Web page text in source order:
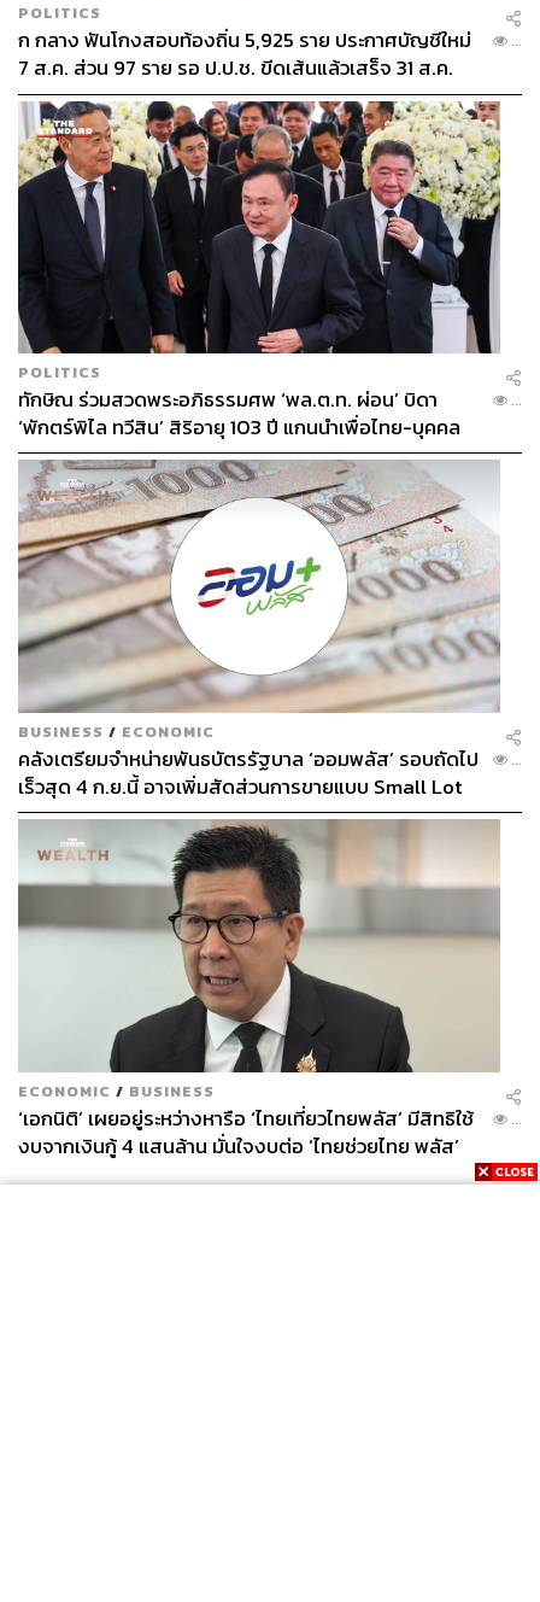
POLITICS
ก กลาง ฟันโกงสอบท้องถิ่น 5,925 ราย ประกาศบัญชีใหม่
7 ส.ค. ส่วน 97 ราย รอ ป.ป.ช. ขีดเส้นแล้วเสร็จ 31 ส.ค.
...
POLITICS
ทักษิณ ร่วมสวดพระอภิธรรมศพ ‘พล.ต.ท. ผ่อน’ บิดา
‘พักตร์พิไล ทวีสิน’ สิริอายุ 103 ปี แกนนำเพื่อไทย-บุคคล
หลากวงการร่วมอาลัย
...
BUSINESS / ECONOMIC
คลังเตรียมจำหน่ายพันธบัตรรัฐบาล ‘ออมพลัส’ รอบถัดไป
เร็วสุด 4 ก.ย.นี้ อาจเพิ่มสัดส่วนการขายแบบ Small Lot
First มากขึ้น
...
ECONOMIC / BUSINESS
‘เอกนิติ’ เผยอยู่ระหว่างหารือ ‘ไทยเที่ยวไทยพลัส’ มีสิทธิใช้
งบจากเงินกู้ 4 แสนล้าน มั่นใจงบต่อ ‘ไทยช่วยไทย พลัส’
เฟส 2 มีเพียงพอ
...